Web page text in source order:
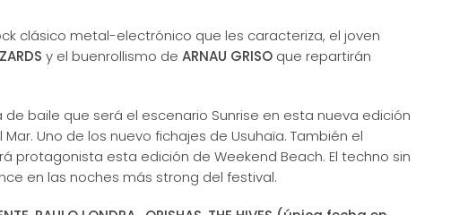
clásico metal-electrónico que les caracteriza, el joven
y el buenrollismo de ARNAU GRISO que repartirán
baile que será el escenario Sunrise en esta nueva edición
Uno de los nuevo fichajes de Usuhaïa. También el
protagonista esta edición de Weekend Beach. El techno sin
en las noches más strong del festival.